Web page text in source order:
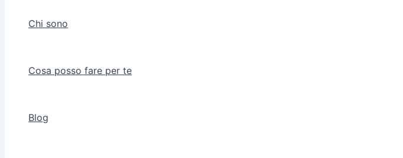
Chi sono
Cosa posso fare per te
Blog